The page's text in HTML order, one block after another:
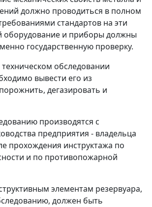
должно проводиться в полном
стандартов на эти
оборудование и приборы должны
государственную проверку.
обследовании
вывести его из
дегазировать и
производятся с
предприятия - владельца
прохождения инструктажа по
и по противопожарной
элементам резервуара,
должен быть